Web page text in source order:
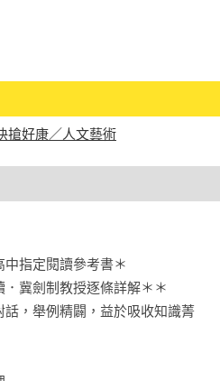
搶好康／人文藝術
指定閱讀參考書＊
冀劍制教授逐條詳解＊＊
，舉例精闢，益於吸收知識菁